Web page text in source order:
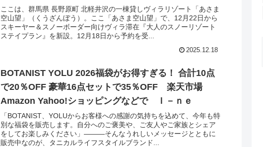
ここは、群馬県 長野原町 北軽井沢の一棟貸しヴィラリゾート「あさま
空山望」（くうざんぼう）。ここ「あさま空山望」で、12月22日から
スキーヤー＆スノーボーダー向けヴィラ滞在『大人のスノーリゾート
ステイプラン』を新設。12月18日から予約を受...
2025.12.18
BOTANIST YOLU 2026福袋がお得すぎる！ 合計10点
で20％OFF 豪華16点セットで35％OFF 楽天市場
Amazon Yahoo!ショッピングなどで Ｉ－ｎｅ
「BOTANIST、YOLUからお客様への感謝の気持ちを込めて、今年も特
別な福袋を販売します。自分へのご褒美や、ご友人やご家族とシェア
をしてお楽しみください」―――そんなうれしいメッセージとともに
販売中なのが、タニカルライフスタイルブランド...